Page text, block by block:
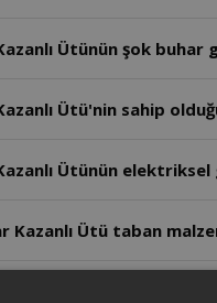
Ütünün şok buhar
Ütü'nin sahip
Ütünün
Kazanlı Ütü taban
Ütü Kazansız